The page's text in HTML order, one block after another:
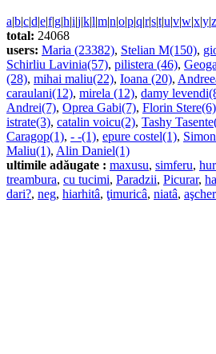
a|b|c|d|e|f|g|h|i|j|k|l|m|n|o|p|q|r|s|t|u|v|w|x|y|z
total: 24068
users: Maria (23382), Stelian M(150),
Schirliu Lavinia(57), pilistera (46),
(28), mihai maliu(22), Ioana (20),
caraulani(12), mirela (12), damy
Andrei(7), Oprea Gabi(7), Florin Stere(6)
istrate(3), catalin voicu(2), Tashy
Caragop(1), - -(1), epure costel(1),
Maliu(1), Alin Daniel(1)
ultimile adăugate : maxusu, simferu,
treambura, cu tucimi, Paradzii, Picurar,
dari?, neg, hiarhitâ, ţimuricâ, niatâ,